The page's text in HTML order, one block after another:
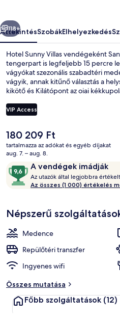
Következő
118+
ÁttekintésSzobákElhelyezkedés
Hotel Sunny Villas vendégeként
tengerpart is legfeljebb 15 percre
vágyókat szezonális szabadtéri
vágyik, annak kitűnő választás a
kikötő és Kilátópont az oiai
segítőkész személyzet és reggeli.
VIP Access
A
jelenlegi
ár
180 209 Ft
tartalmazza az adókat és egyéb díjakat
aug. 7. – aug. 8.
ÉrtékelésekA vendégek imádják
9,6
ennyiből:
10,
vendégek
imádják
Az utazók által legjobbra értékelt
Az összes (1 000) értékelés
Népszerű
Medence
Repülőtéri transzfer
Ingyenes wifi
Összes mutatása
Főbb szolgáltatások (12)